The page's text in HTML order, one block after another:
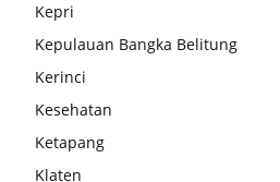
Kepri
Kepulauan Bangka Belitung
Kerinci
Kesehatan
Ketapang
Klaten